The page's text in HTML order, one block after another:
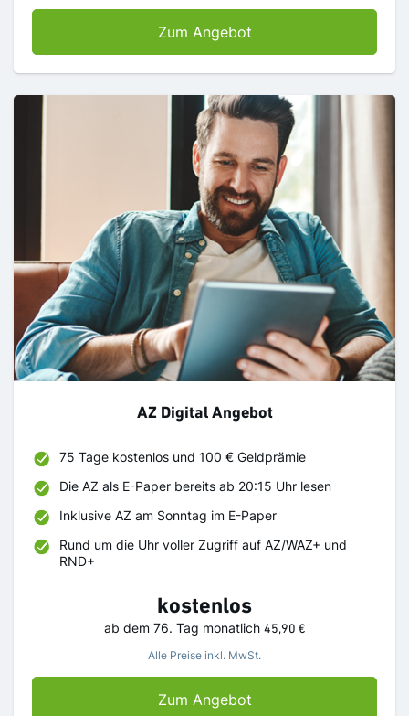
Zum AngebotWAZ
AZ Digital Angebot
75 Tage kostenlos und 100 € Geldprämie
Die AZ als E-Paper bereits ab 20:15 Uhr lesen
Inklusive AZ am Sonntag im E-Paper
Rund um die Uhr voller Zugriff auf AZ/WAZ+ und
RND+
kostenlos
ab dem 76. Tag monatlich 45,90 €
Alle Preise inkl. MwSt.
Zum AngebotAZ Digital Angebot